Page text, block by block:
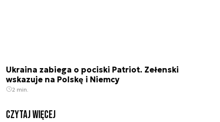
Ukraina zabiega o pociski Patriot. Zełenski
wskazuje na Polskę i Niemcy
2 min.
czytaj więcej